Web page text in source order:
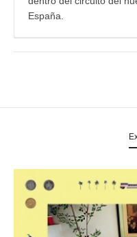
España.